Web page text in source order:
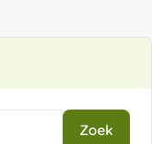
Zoek